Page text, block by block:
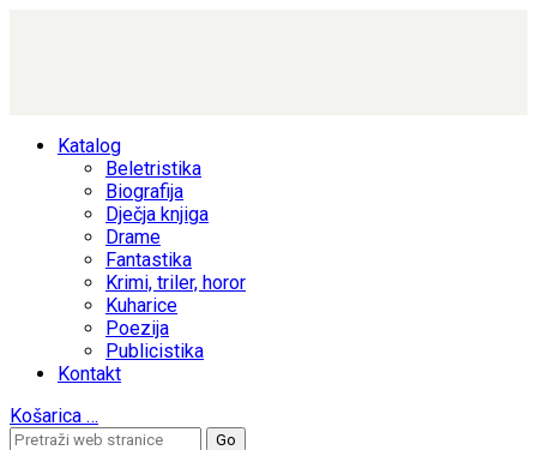
Katalog
Beletristika
Biografija
Dječja knjiga
Drame
Fantastika
Krimi, triler, horor
Kuharice
Poezija
Publicistika
Kontakt
Košarica …